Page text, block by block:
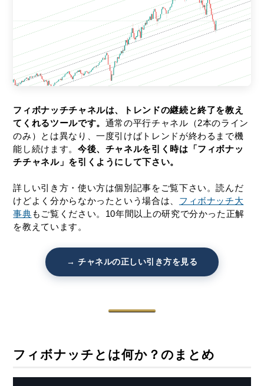
フィボナッチチャネルは、トレンドの継続と終了を教え
てくれるツールです。 通常の平行チャネル（2本のライン
のみ）とは異なり、一度引けばトレンドが終わるまで機
能し続けます。 今後、チャネルを引く時は「フィボナッ
チチャネル」を引くようにして下さい。
詳しい引き方・使い方は個別記事をご覧下さい。読んだ
けどよく分からなかったという場合は、 フィボナッチ大
事典もご覧ください。10年間以上の研究で分かった正解
を教えています。
→ チャネルの正しい引き方を見る
フィボナッチとは何か？のまとめ